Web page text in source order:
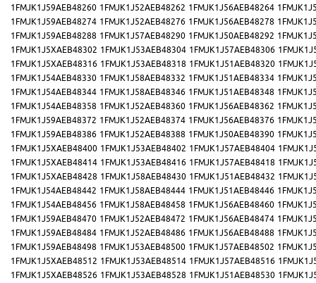
1FMJK1J59AEB48260 1FMJK1J52AEB48262 1FMJK1J56AEB48264
1FMJK1J59AEB48274 1FMJK1J52AEB48276 1FMJK1J56AEB48278
1FMJK1J59AEB48288 1FMJK1J57AEB48290 1FMJK1J50AEB48292
1FMJK1J5XAEB48302 1FMJK1J53AEB48304 1FMJK1J57AEB48306
1FMJK1J5XAEB48316 1FMJK1J53AEB48318 1FMJK1J51AEB48320
1FMJK1J54AEB48330 1FMJK1J58AEB48332 1FMJK1J51AEB48334
1FMJK1J54AEB48344 1FMJK1J58AEB48346 1FMJK1J51AEB48348
1FMJK1J54AEB48358 1FMJK1J52AEB48360 1FMJK1J56AEB48362
1FMJK1J59AEB48372 1FMJK1J52AEB48374 1FMJK1J56AEB48376
1FMJK1J59AEB48386 1FMJK1J52AEB48388 1FMJK1J50AEB48390
1FMJK1J5XAEB48400 1FMJK1J53AEB48402 1FMJK1J57AEB48404
1FMJK1J5XAEB48414 1FMJK1J53AEB48416 1FMJK1J57AEB48418
1FMJK1J5XAEB48428 1FMJK1J58AEB48430 1FMJK1J51AEB48432
1FMJK1J54AEB48442 1FMJK1J58AEB48444 1FMJK1J51AEB48446
1FMJK1J54AEB48456 1FMJK1J58AEB48458 1FMJK1J56AEB48460
1FMJK1J59AEB48470 1FMJK1J52AEB48472 1FMJK1J56AEB48474
1FMJK1J59AEB48484 1FMJK1J52AEB48486 1FMJK1J56AEB48488
1FMJK1J59AEB48498 1FMJK1J53AEB48500 1FMJK1J57AEB48502
1FMJK1J5XAEB48512 1FMJK1J53AEB48514 1FMJK1J57AEB48516
1FMJK1J5XAEB48526 1FMJK1J53AEB48528 1FMJK1J51AEB48530